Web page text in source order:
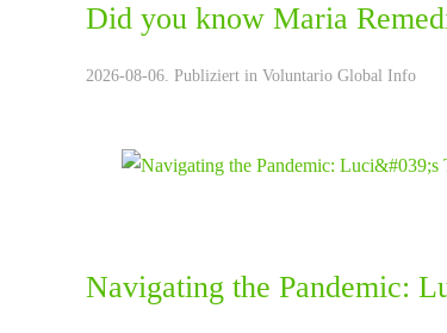
Did you know Maria
2026-08-06. Publiziert in Voluntario Global Info
Navigating the Pandemic: